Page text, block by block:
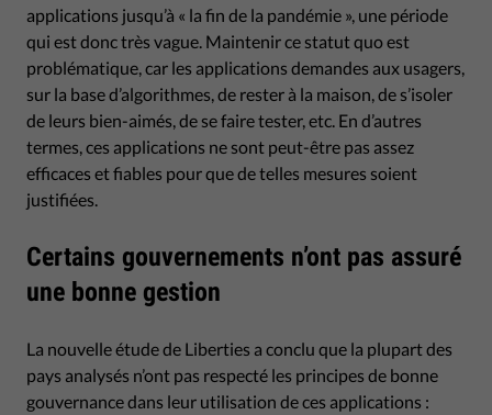
applications jusqu’à « la fin de la pandémie », une période
qui est donc très vague. Maintenir ce statut quo est
problématique, car les applications demandes aux usagers,
sur la base d’algorithmes, de rester à la maison, de s’isoler
de leurs bien-aimés, de se faire tester, etc. En d’autres
termes, ces applications ne sont peut-être pas assez
efficaces et fiables pour que de telles mesures soient
justifiées.
Certains gouvernements n’ont pas assuré
une bonne gestion
La nouvelle étude de Liberties a conclu que la plupart des
pays analysés n’ont pas respecté les principes de bonne
gouvernance dans leur utilisation de ces applications :